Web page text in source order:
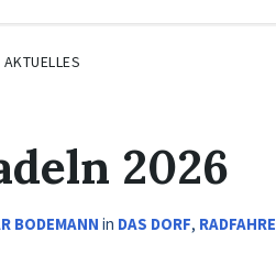
AKTUELLES
2026
BODEMANN in DAS DORF,